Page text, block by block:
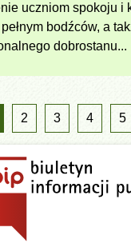
uczniom spokoju i
bodźców, a
dobrostanu...
2 3 4 5